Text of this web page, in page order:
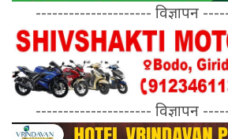
--------------------- विज्ञापन
--------------------- विज्ञापन